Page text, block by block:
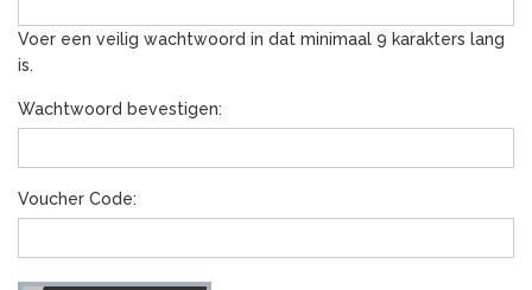
Voer een veilig wachtwoord in dat minimaal 9 karakters lang
is.
Wachtwoord bevestigen:
Voucher Code: